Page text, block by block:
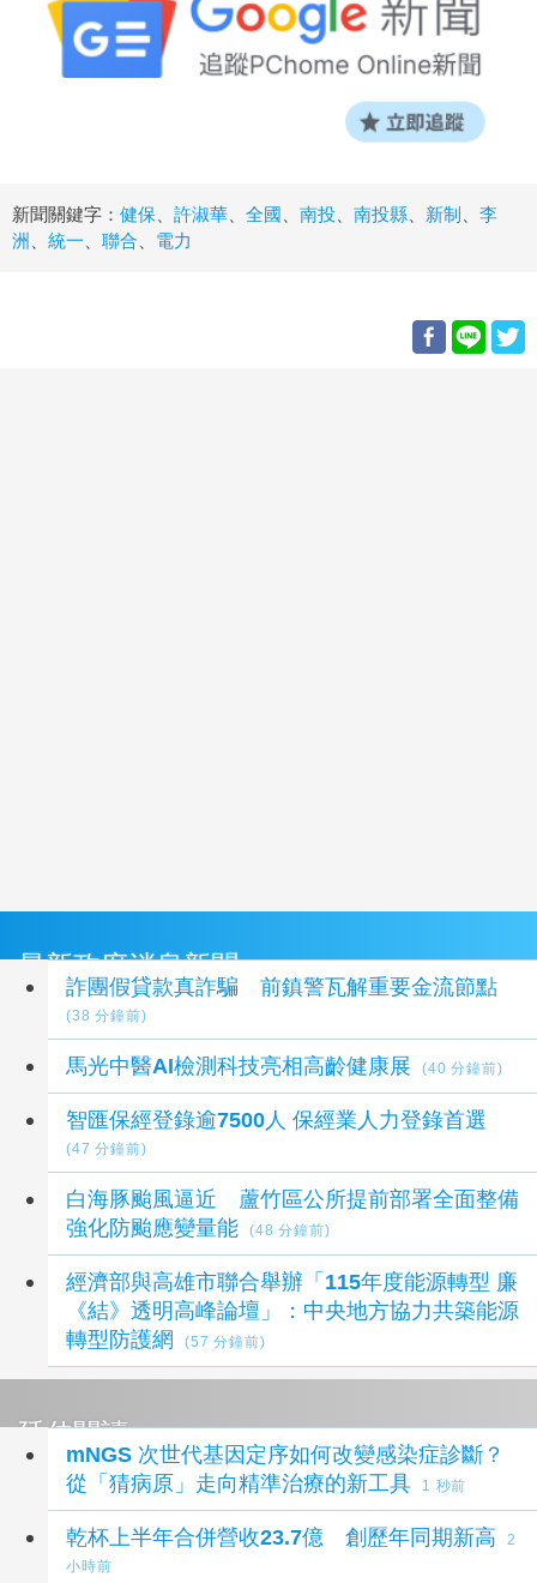
新聞關鍵字： 健保 許淑華 全國 南投 南投縣 新制
李
洲
統一 聯合 電力
最新政府消息新聞
詐團假貸款真詐騙 前鎮警瓦解重要金流節點
(38 分鐘前)
馬光中醫AI檢測科技亮相高齡健康展 (40 分鐘前)
智匯保經登錄逾7500人 保經業人力登錄首選
(47 分鐘前)
白海豚颱風逼近 蘆竹區公所提前部署全面整備
強化防颱應變量能
(48 分鐘前)
經濟部與高雄市聯合舉辦「115年度能源轉型 廉
《結》透明高峰論壇」：中央地方協力共築能源
轉型防護網
(57 分鐘前)
延伸閱讀
mNGS 次世代基因定序如何改變感染症診斷？
從「猜病原」走向精準治療的新工具
1 秒前
乾杯上半年合併營收23.7億 創歷年同期新高
2
小時前